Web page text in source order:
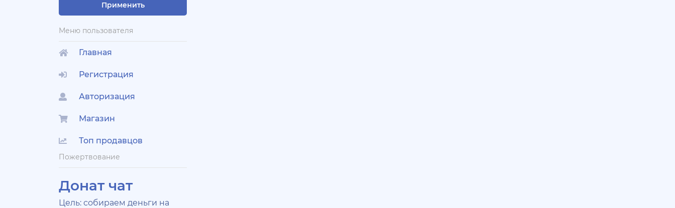
Применить
Меню пользователя
Главная
Регистрация
Авторизация
Магазин
Топ продавцов
Пожертвование
Донат чат
Цель: собираем деньги на